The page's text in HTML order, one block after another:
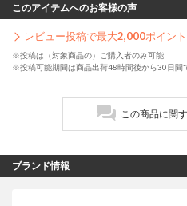
このアイテムへのお客様の声
レビュー投稿で最大2,000ポイント
※投稿は（対象商品の）ご購入者のみ可能
※投稿可能期間は商品出荷48時間後から30日間
この商品に関
ブランド情報